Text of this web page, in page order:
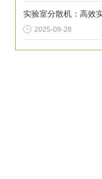
2025-09-28